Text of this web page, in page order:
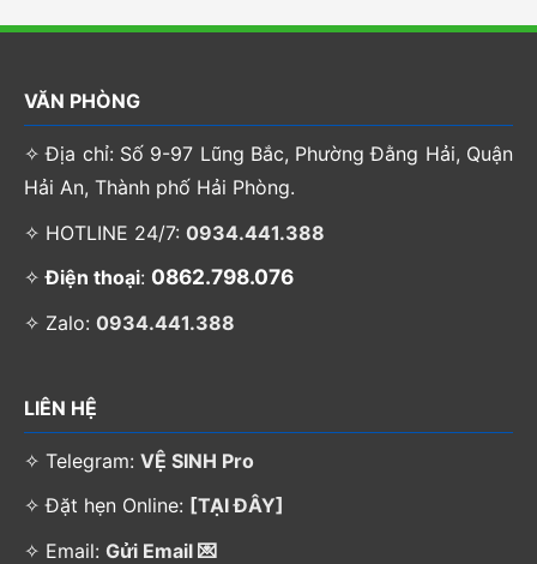
VĂN PHÒNG
✧ Địa chỉ: Số 9-97 Lũng Bắc, Phường Đằng Hải, Quận
Hải An, Thành phố Hải Phòng.
✧ HOTLINE 24/7: 0934.441.388
✧Điện thoại: 0862.798.076
✧ Zalo: 0934.441.388
LIÊN HỆ
✧ Telegram: VỆ SINH Pro
✧ Đặt hẹn Online: [TẠI ĐÂY]
✧ Email: Gửi Email 💌